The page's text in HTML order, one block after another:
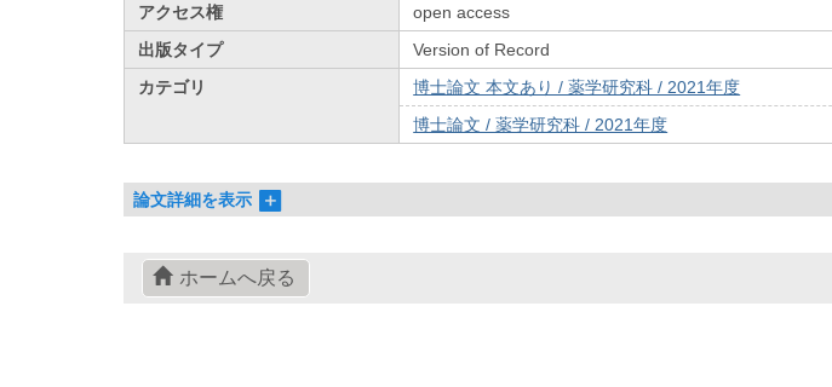
アクセス権
open access
出版タイプ
Version of Record
カテゴリ
博士論文 本文あり / 薬学研究科 / 2021年度
博士論文 / 薬学研究科 / 2021年度
論文詳細を表示
ホームへ戻る